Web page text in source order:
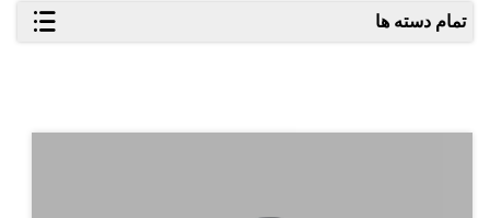
تمام دسته ها